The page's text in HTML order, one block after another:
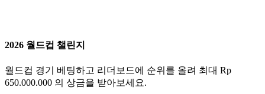
2026 월드컵 챌린지
월드컵 경기 베팅하고 리더보드에 순위를 올려 최대 Rp
650.000.000 의 상금을 받아보세요.